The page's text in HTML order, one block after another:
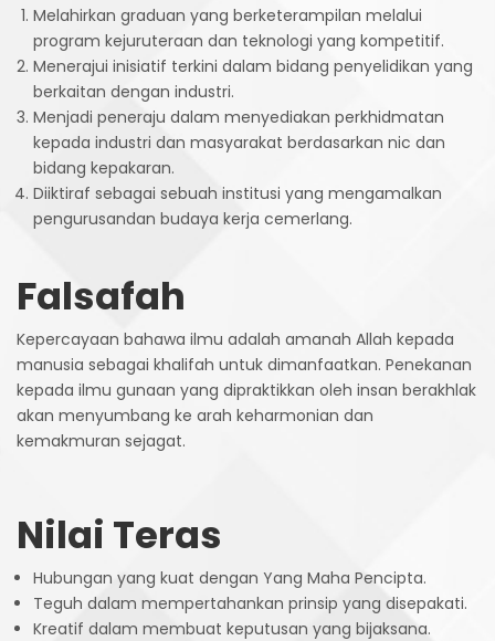
Melahirkan graduan yang berketerampilan melalui
program kejuruteraan dan teknologi yang kompetitif.
Menerajui inisiatif terkini dalam bidang penyelidikan yang
berkaitan dengan industri.
Menjadi peneraju dalam menyediakan perkhidmatan
kepada industri dan masyarakat berdasarkan nic dan
bidang kepakaran.
Diiktiraf sebagai sebuah institusi yang mengamalkan
pengurusandan budaya kerja cemerlang.
Falsafah
Kepercayaan bahawa ilmu adalah amanah Allah kepada
manusia sebagai khalifah untuk dimanfaatkan. Penekanan
kepada ilmu gunaan yang dipraktikkan oleh insan berakhlak
akan menyumbang ke arah keharmonian dan
kemakmuran sejagat.
Nilai Teras
Hubungan yang kuat dengan Yang Maha Pencipta.
Teguh dalam mempertahankan prinsip yang disepakati.
Kreatif dalam membuat keputusan yang bijaksana.